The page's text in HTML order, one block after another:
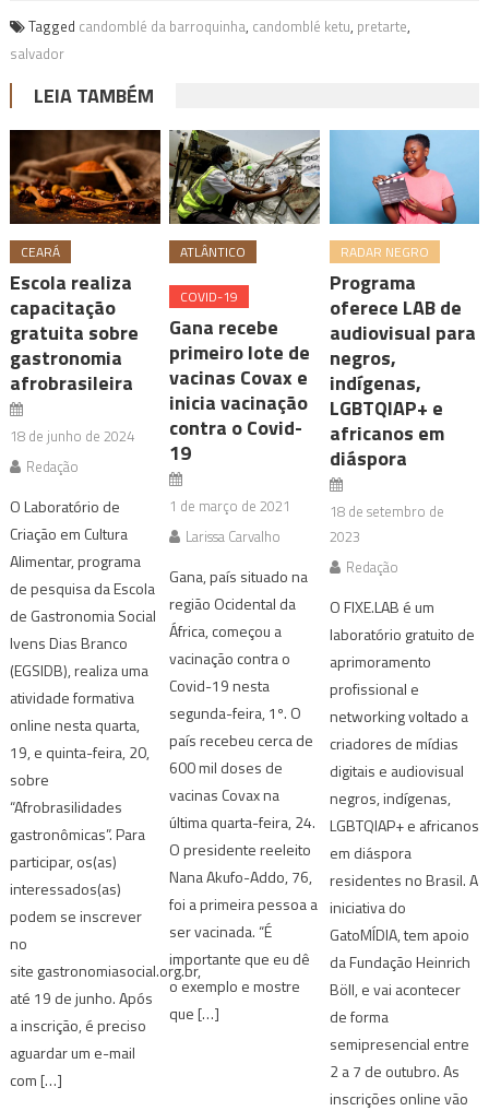
Tagged candomblé da barroquinha, candomblé ketu, pretarte,
salvador
LEIA TAMBÉM
CEARÁ
Escola realiza
capacitação
gratuita sobre
gastronomia
afrobrasileira
18 de junho de 2024
Redação
O Laboratório de
Criação em Cultura
Alimentar, programa
de pesquisa da Escola
de Gastronomia Social
Ivens Dias Branco
(EGSIDB), realiza uma
atividade formativa
online nesta quarta,
19, e quinta-feira, 20,
sobre
“Afrobrasilidades
gastronômicas”. Para
participar, os(as)
interessados(as)
podem se inscrever
no
site gastronomiasocial.org.br,
até 19 de junho. Após
a inscrição, é preciso
aguardar um e-mail
com […]
ATLÂNTICO
COVID-19
Gana recebe
primeiro lote de
vacinas Covax e
inicia vacinação
contra o Covid-
19
1 de março de 2021
Larissa Carvalho
Gana, país situado na
região Ocidental da
África, começou a
vacinação contra o
Covid-19 nesta
segunda-feira, 1º. O
país recebeu cerca de
600 mil doses de
vacinas Covax na
última quarta-feira, 24.
O presidente reeleito
Nana Akufo-Addo, 76,
foi a primeira pessoa a
ser vacinada. “É
importante que eu dê
o exemplo e mostre
que […]
RADAR NEGRO
Programa
oferece LAB de
audiovisual para
negros,
indígenas,
LGBTQIAP+ e
africanos em
diáspora
18 de setembro de
2023
Redação
O FIXE.LAB é um
laboratório gratuito de
aprimoramento
profissional e
networking voltado a
criadores de mídias
digitais e audiovisual
negros, indígenas,
LGBTQIAP+ e africanos
em diáspora
residentes no Brasil. A
iniciativa do
GatoMÍDIA, tem apoio
da Fundação Heinrich
Böll, e vai acontecer
de forma
semipresencial entre
2 a 7 de outubro. As
inscrições online vão